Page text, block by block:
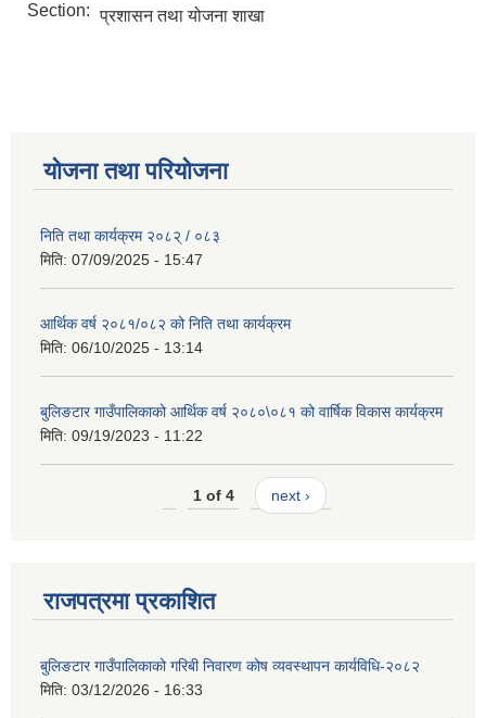
Section: प्रशासन तथा योजना शाखा
योजना तथा परियोजना
निति तथा कार्यक्रम २०८२् / ०८३
मिति: 07/09/2025 - 15:47
आर्थिक वर्ष २०८१/०८२ को निति तथा कार्यक्रम
मिति: 06/10/2025 - 13:14
बुलिङटार गाउँपालिकाको आर्थिक वर्ष २०८०\०८१ को वार्षिक विकास कार्यक्रम
मिति: 09/19/2023 - 11:22
1 of 4 next ›
राजपत्रमा प्रकाशित
बुलिङटार गाउँपालिकाको गरिबी निवारण कोष व्यवस्थापन कार्यविधि-२०८२
मिति: 03/12/2026 - 16:33